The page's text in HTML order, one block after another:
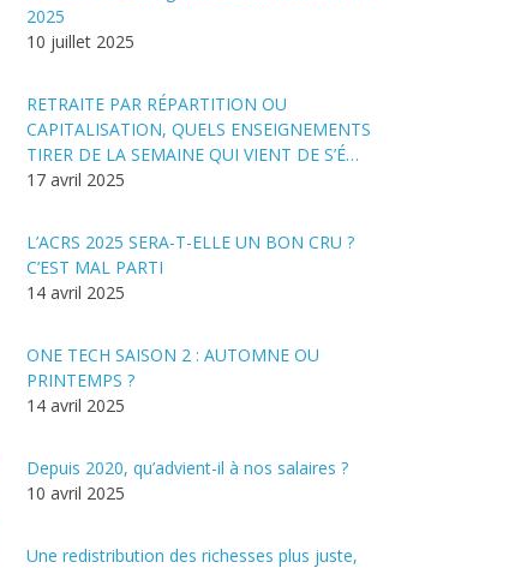
2025
10 juillet 2025
RETRAITE PAR RÉPARTITION OU
CAPITALISATION, QUELS ENSEIGNEMENTS
TIRER DE LA SEMAINE QUI VIENT DE S’É…
17 avril 2025
L’ACRS 2025 SERA-T-ELLE UN BON CRU ?
C’EST MAL PARTI
14 avril 2025
ONE TECH SAISON 2 : AUTOMNE OU
PRINTEMPS ?
14 avril 2025
Depuis 2020, qu’advient-il à nos salaires ?
10 avril 2025
Une redistribution des richesses plus juste,